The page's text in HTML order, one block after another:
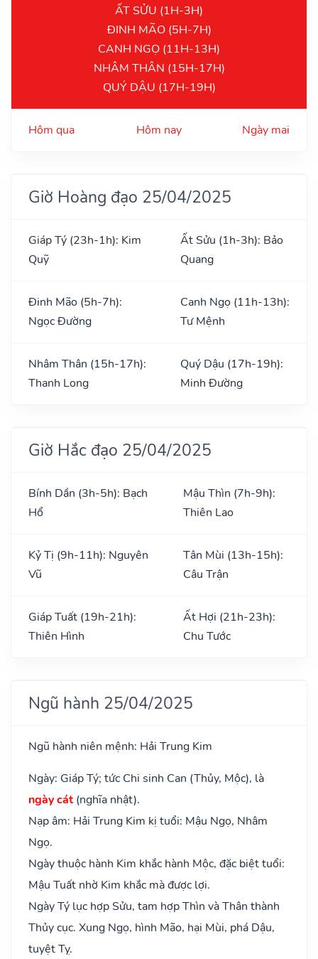
ẤT SỬU (1H-3H)
ĐINH MÃO (5H-7H)
CANH NGỌ (11H-13H)
NHÂM THÂN (15H-17H)
QUÝ DẬU (17H-19H)
Hôm qua Hôm nay Ngày mai
Giờ Hoàng đạo 25/04/2025
Giáp Tý (23h-1h): Kim
Quỹ
Ất Sửu (1h-3h): Bảo
Quang
Đinh Mão (5h-7h):
Ngọc Đường
Canh Ngọ (11h-13h):
Tư Mệnh
Nhâm Thân (15h-17h):
Thanh Long
Quý Dậu (17h-19h):
Minh Đường
Giờ Hắc đạo 25/04/2025
Bính Dần (3h-5h): Bạch
Hổ
Mậu Thìn (7h-9h):
Thiên Lao
Kỷ Tị (9h-11h): Nguyên
Vũ
Tân Mùi (13h-15h):
Câu Trận
Giáp Tuất (19h-21h):
Thiên Hình
Ất Hợi (21h-23h):
Chu Tước
Ngũ hành 25/04/2025
Ngũ hành niên mệnh: Hải Trung Kim
Ngày: Giáp Tý; tức Chi sinh Can (Thủy, Mộc), là
ngày cát(nghĩa nhật).
Nạp âm: Hải Trung Kim kị tuổi: Mậu Ngọ, Nhâm
Ngọ.
Ngày thuộc hành Kim khắc hành Mộc, đặc biệt tuổi:
Mậu Tuất nhờ Kim khắc mà được lợi.
Ngày Tý lục hợp Sửu, tam hợp Thìn và Thân thành
Thủy cục. Xung Ngọ, hình Mão, hại Mùi, phá Dậu,
tuyệt Tỵ.